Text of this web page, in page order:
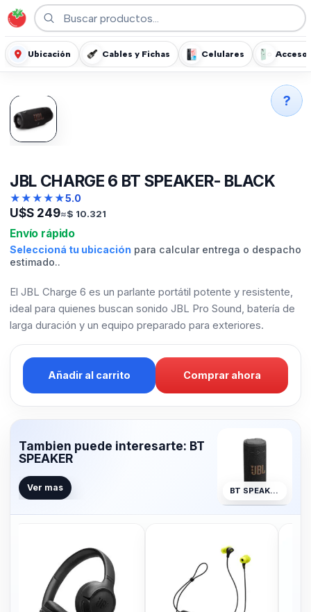
Ubicación Cables y Fichas Celulares
JBL CHARGE 6 BT SPEAKER- BLACK
★★★★★5.0
U$S 249≈$ 10.321
Envío rápido
Seleccioná tu ubicación para calcular entrega o despacho
estimado..
El JBL Charge 6 es un parlante portátil potente y resistente,
ideal para quienes buscan sonido JBL Pro Sound, batería de
larga duración y un equipo preparado para exteriores.
Añadir al carrito Comprar ahora
Tambien puede interesarte: BT
SPEAKER
Ver mas BT SPEAKER
?